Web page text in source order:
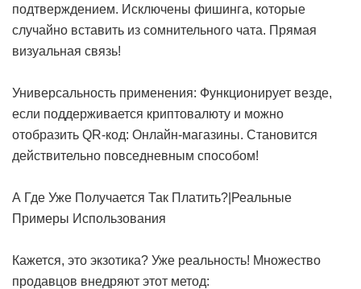
подтверждением. Исключены фишинга, которые
случайно вставить из сомнительного чата. Прямая
визуальная связь!
Универсальность применения: Функционирует везде,
если поддерживается криптовалюту и можно
отобразить QR-код: Онлайн-магазины. Становится
действительно повседневным способом!
А Где Уже Получается Так Платить?|Реальные
Примеры Использования
Кажется, это экзотика? Уже реальность! Множество
продавцов внедряют этот метод: